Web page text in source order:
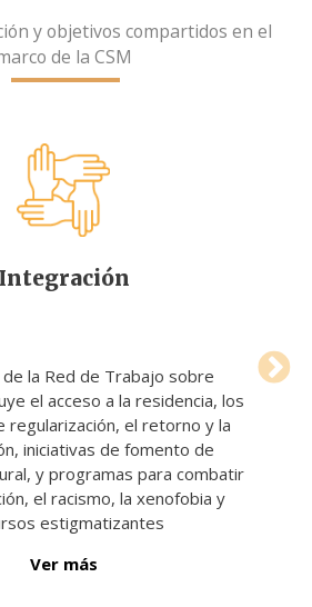
y objetivos compartidos en el
de la CSM
Integración
la Red de Trabajo sobre
el acceso a la residencia, los
regularización, el retorno y la
iniciativas de fomento de
y programas para combatir
el racismo, la xenofobia y
estigmatizantes
Ver más